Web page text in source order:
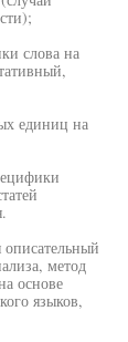
слова на
единиц на
метод
основе
языков,